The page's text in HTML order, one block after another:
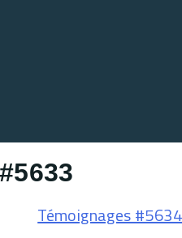
Témoignages #5634